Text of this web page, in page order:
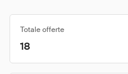
Totale offerte
18